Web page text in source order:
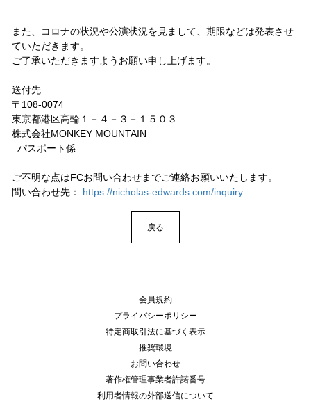
また、コロナの状況や公演状況を見まして、期限などは発表させ
ていただきます。
ご了承いただきますようお願い申し上げます。
送付先
〒108-0074
東京都港区高輪１－４－３－１５０３
株式会社MONKEY MOUNTAIN
パスポート係
ご不明な点はFCお問い合わせまでご連絡お願いいたします。
問い合わせ先：
https://nicholas-edwards.com/inquiry
戻る
会員規約
プライバシーポリシー
特定商取引法に基づく表示
推奨環境
お問い合わせ
著作権管理事業者許諾番号
利用者情報の外部送信について